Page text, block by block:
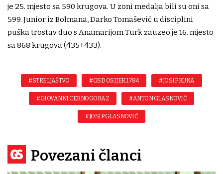
je 25. mjesto sa 590 krugova. U zoni medalja bili su oni sa
599. Junior iz Bolmana, Darko Tomašević u disciplini
puška trostav duo s Anamarijom Turk zauzeo je 16. mjesto
sa 868 krugova (435+433).
#STRELJAŠTVO #GSD OSIJEK 1784 #JOSIP KUNA
#GIOVANNI CERNOGORAZ #ANTON GLASNOVIĆ
#JOSIP GLASNOVIĆ
Povezani članci